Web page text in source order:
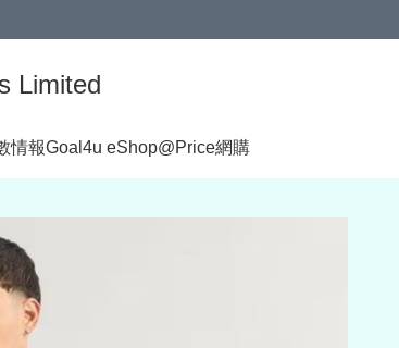
Limited
情報Goal4u eShop@Price網購